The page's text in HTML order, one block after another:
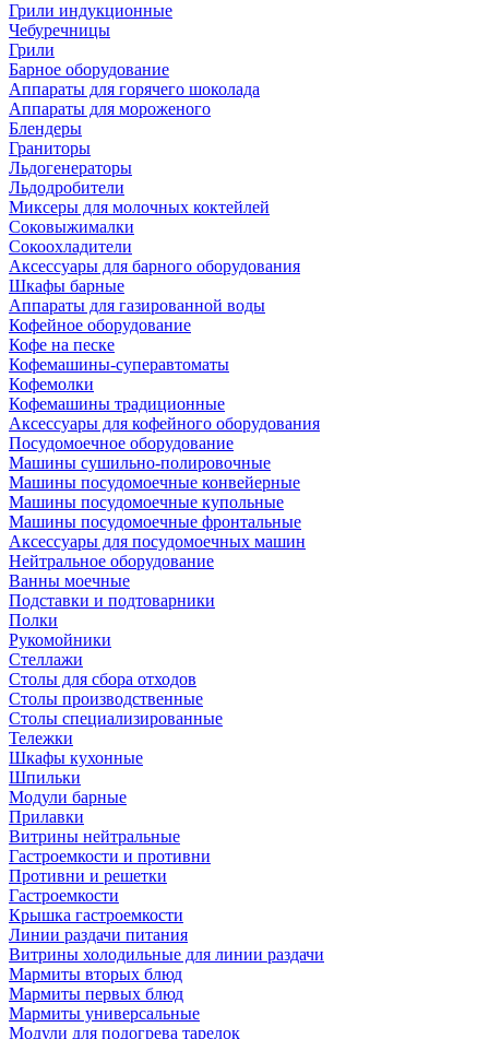
Грили индукционные
Чебуречницы
Грили
Барное оборудование
Аппараты для горячего шоколада
Аппараты для мороженого
Блендеры
Граниторы
Льдогенераторы
Льдодробители
Миксеры для молочных коктейлей
Соковыжималки
Сокоохладители
Аксессуары для барного оборудования
Шкафы барные
Аппараты для газированной воды
Кофейное оборудование
Кофе на песке
Кофемашины-суперавтоматы
Кофемолки
Кофемашины традиционные
Аксессуары для кофейного оборудования
Посудомоечное оборудование
Машины сушильно-полировочные
Машины посудомоечные конвейерные
Машины посудомоечные купольные
Машины посудомоечные фронтальные
Аксессуары для посудомоечных машин
Нейтральное оборудование
Ванны моечные
Подставки и подтоварники
Полки
Рукомойники
Стеллажи
Столы для сбора отходов
Столы производственные
Столы специализированные
Тележки
Шкафы кухонные
Шпильки
Модули барные
Прилавки
Витрины нейтральные
Гастроемкости и противни
Противни и решетки
Гастроемкости
Крышка гастроемкости
Линии раздачи питания
Витрины холодильные для линии раздачи
Мармиты вторых блюд
Мармиты первых блюд
Мармиты универсальные
Модули для подогрева тарелок